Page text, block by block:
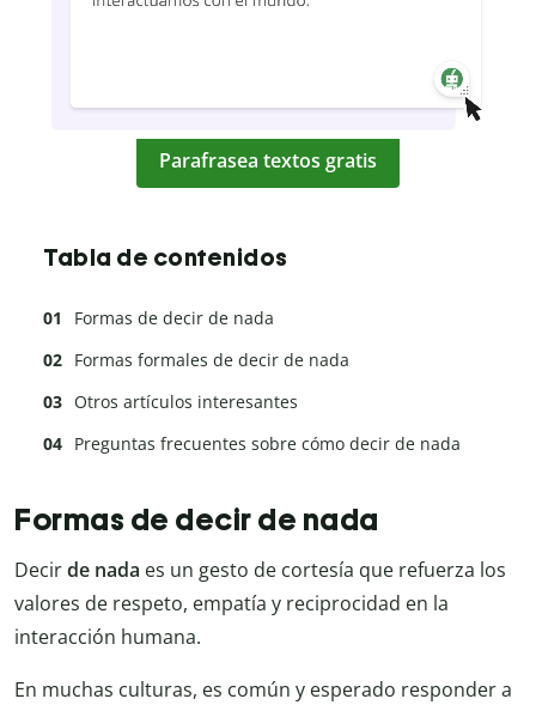
Parafrasea textos gratis
Tabla de contenidos
Formas de decir de nada
Formas formales de decir de nada
Otros artículos interesantes
Preguntas frecuentes sobre cómo decir de nada
Formas de decir de nada
Decirde nada es un gesto de cortesía que refuerza los
valores de respeto, empatía y reciprocidad en la
interacción humana.
En muchas culturas, es común y esperado responder a